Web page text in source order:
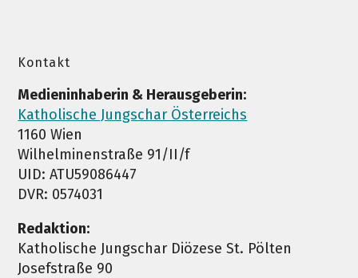
Kontakt
Medieninhaberin & Herausgeberin:
Katholische Jungschar Österreichs
1160 Wien
Wilhelminenstraße 91/II/f
UID: ATU59086447
DVR: 0574031
Redaktion:
Katholische Jungschar Diözese St. Pölten
Josefstraße 90